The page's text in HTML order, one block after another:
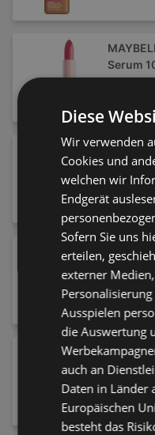
Serum
5 (11-16
8,50 €
NIVEA
Extra
15,95 €
8,75 €
Diese
Wir verwenden
Cookies und
welchen wir
Endgerät
Sofern Sie uns
erteilen,
externer
Ausspielen
die Auswertung
auch an
Daten in Länder
Europäischen
besteht das